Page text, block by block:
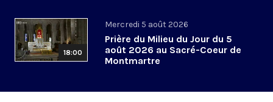
18:00
Mercredi 5 août 2026
Prière du Milieu du Jour du 5
août 2026 au Sacré-Coeur de
Montmartre